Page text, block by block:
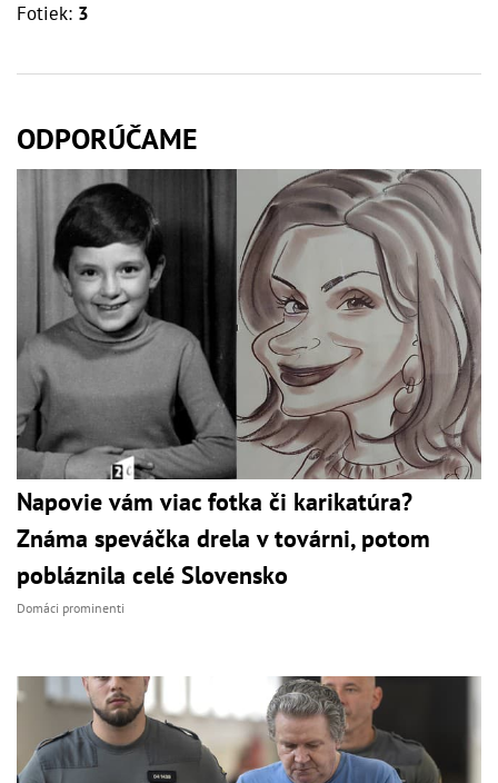
Fotiek: 3
ODPORÚČAME
Napovie vám viac fotka či karikatúra?
Známa speváčka drela v továrni, potom
pobláznila celé Slovensko
Domáci prominenti